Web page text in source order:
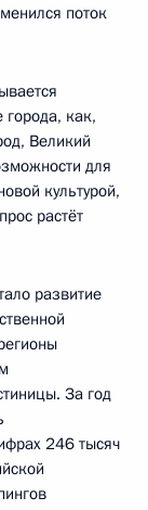
поток
как,
Великий
для
культурой,
растёт
развитие
За год
246 тысяч